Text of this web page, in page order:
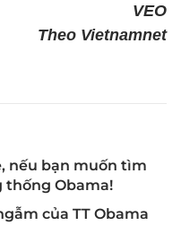
VEO
Theo Vietnamnet
nếu bạn muốn tìm
thống Obama!
của TT Obama